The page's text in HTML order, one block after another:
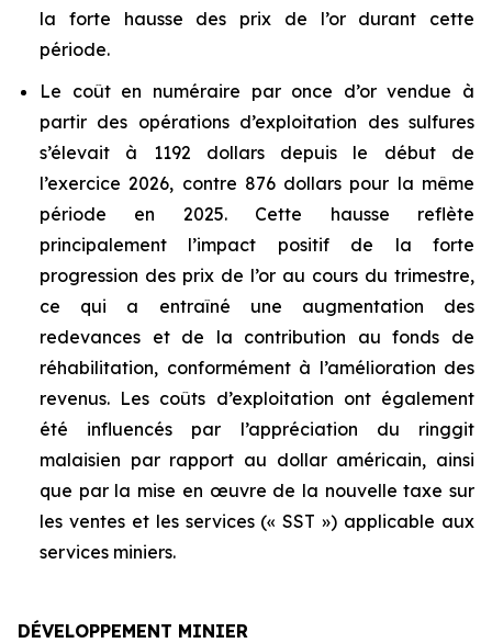
la forte hausse des prix de l’or durant cette
période.
Le coût en numéraire par once d’or vendue à
partir des opérations d’exploitation des sulfures
s’élevait à 1192 dollars depuis le début de
l’exercice 2026, contre 876 dollars pour la même
période en 2025. Cette hausse reflète
principalement l’impact positif de la forte
progression des prix de l’or au cours du trimestre,
ce qui a entraîné une augmentation des
redevances et de la contribution au fonds de
réhabilitation, conformément à l’amélioration des
revenus. Les coûts d’exploitation ont également
été influencés par l’appréciation du ringgit
malaisien par rapport au dollar américain, ainsi
que par la mise en œuvre de la nouvelle taxe sur
les ventes et les services (« SST ») applicable aux
services miniers.
DÉVELOPPEMENT MINIER